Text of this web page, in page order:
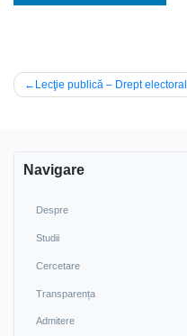
Navigare
Lecţie publică – Drept electoral
Navigare
Despre
Studii
Cercetare
Transparența
Admitere